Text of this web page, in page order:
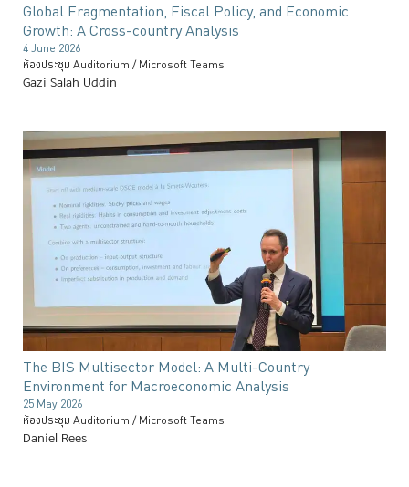
Global Fragmentation, Fiscal Policy, and Economic
Growth: A Cross-country Analysis
4 June 2026
ห้องประชุม Auditorium / Microsoft Teams
Gazi Salah Uddin
The BIS Multisector Model: A Multi-Country
Environment for Macroeconomic Analysis
25 May 2026
ห้องประชุม Auditorium / Microsoft Teams
Daniel Rees